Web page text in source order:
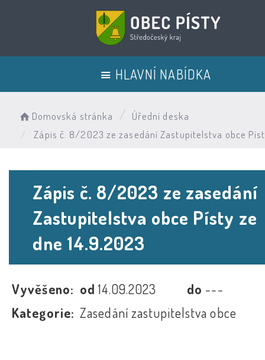
HLAVNÍ NABÍDKA
Domovská stránka
Úřední deska
Zápis č. 8/2023 ze zasedání Zastupitelstva obce
Zápis č. 8/2023 ze zasedání
Zastupitelstva obce Písty ze
dne 14.9.2023
Vyvěšeno: od14.09.2023 do ---
Kategorie: Zasedání zastupitelstva obce